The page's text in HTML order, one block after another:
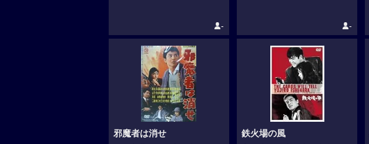
- -
邪魔者は消せ 鉄火場の風